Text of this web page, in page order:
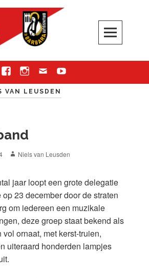
FacebookInstagram
EmailYoutube
VAN LEUSDEN
Author
Niels van Leusden
jaar loopt een grote delegatie
23 december door de straten
om iedereen een muzikale
deze groep staat bekend als
vol ornaat, met kerst-truien,
uiteraard honderden lampjes